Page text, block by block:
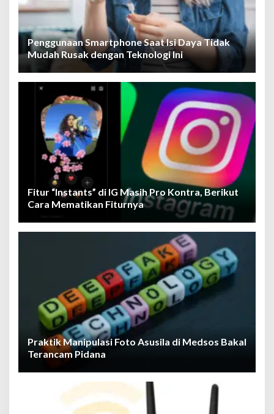
Penggunaan Smartphone Saat Isi Daya Tidak
Mudah Rusak dengan Teknologi Ini
Fitur “Instants” di IG Masih Pro Kontra, Berikut
Cara Mematikan Fiturnya
Praktik Manipulasi Foto Asusila di Medsos Bakal
Terancam Pidana